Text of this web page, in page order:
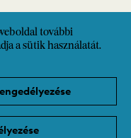
további
a sütik használatát.